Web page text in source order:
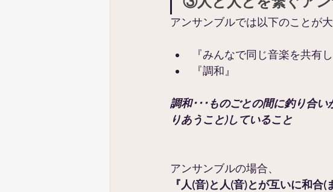
アンサンブルでは以下のことが
『みんなで同じ音楽を共有
『調和』
調和･･･ものごとの間に釣り合
りあうこと)していること
アンサンブルの場合、
『人(音)と人(音)とが互いに和合